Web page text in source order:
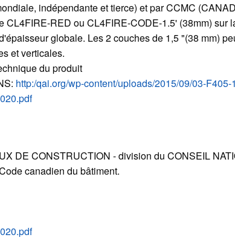
indépendante et tierce) et par CCMC
RED ou CL4FIRE-CODE-1.5' (38mm)
globale. Les 2 couches de 1,5 "(38 mm)
et verticales.
du produit
http:/qai.org/wp-content/uploads/2015/09/03-
DE CONSTRUCTION - division du CONSEIL
canadien du bâtiment.